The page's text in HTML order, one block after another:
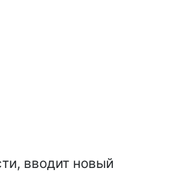
вводит новый